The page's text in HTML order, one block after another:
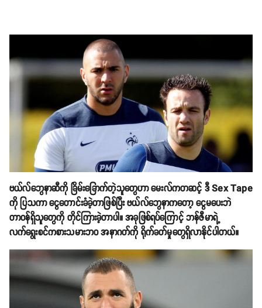
ဗယ်လ်ဘွေနာဆီကို ခြိမ်းခြောက်တဲ့သူတွေဟာ မေးလ်ကတဆင့် ဒီ Sex Tape
ကို ပြသကာ ငွေတောင်းခံခဲ့တာဖြစ်ပြီး ဗယ်လ်ဘွေနာကတော့ ငွေမပေးဘဲ
တာဝန်ရှိသူတွေကို တိုင်ကြားခဲ့တာပါ။ အခုဖြစ်ရပ်ကြောင့် ဘန်ဇီမာရဲ့
လက်ရွေးစင်ကစားသမားဘဝ အနာဂတ်ကို ရိုက်ခတ်မှုတွေရှိလာနိုင်ပါတယ်။